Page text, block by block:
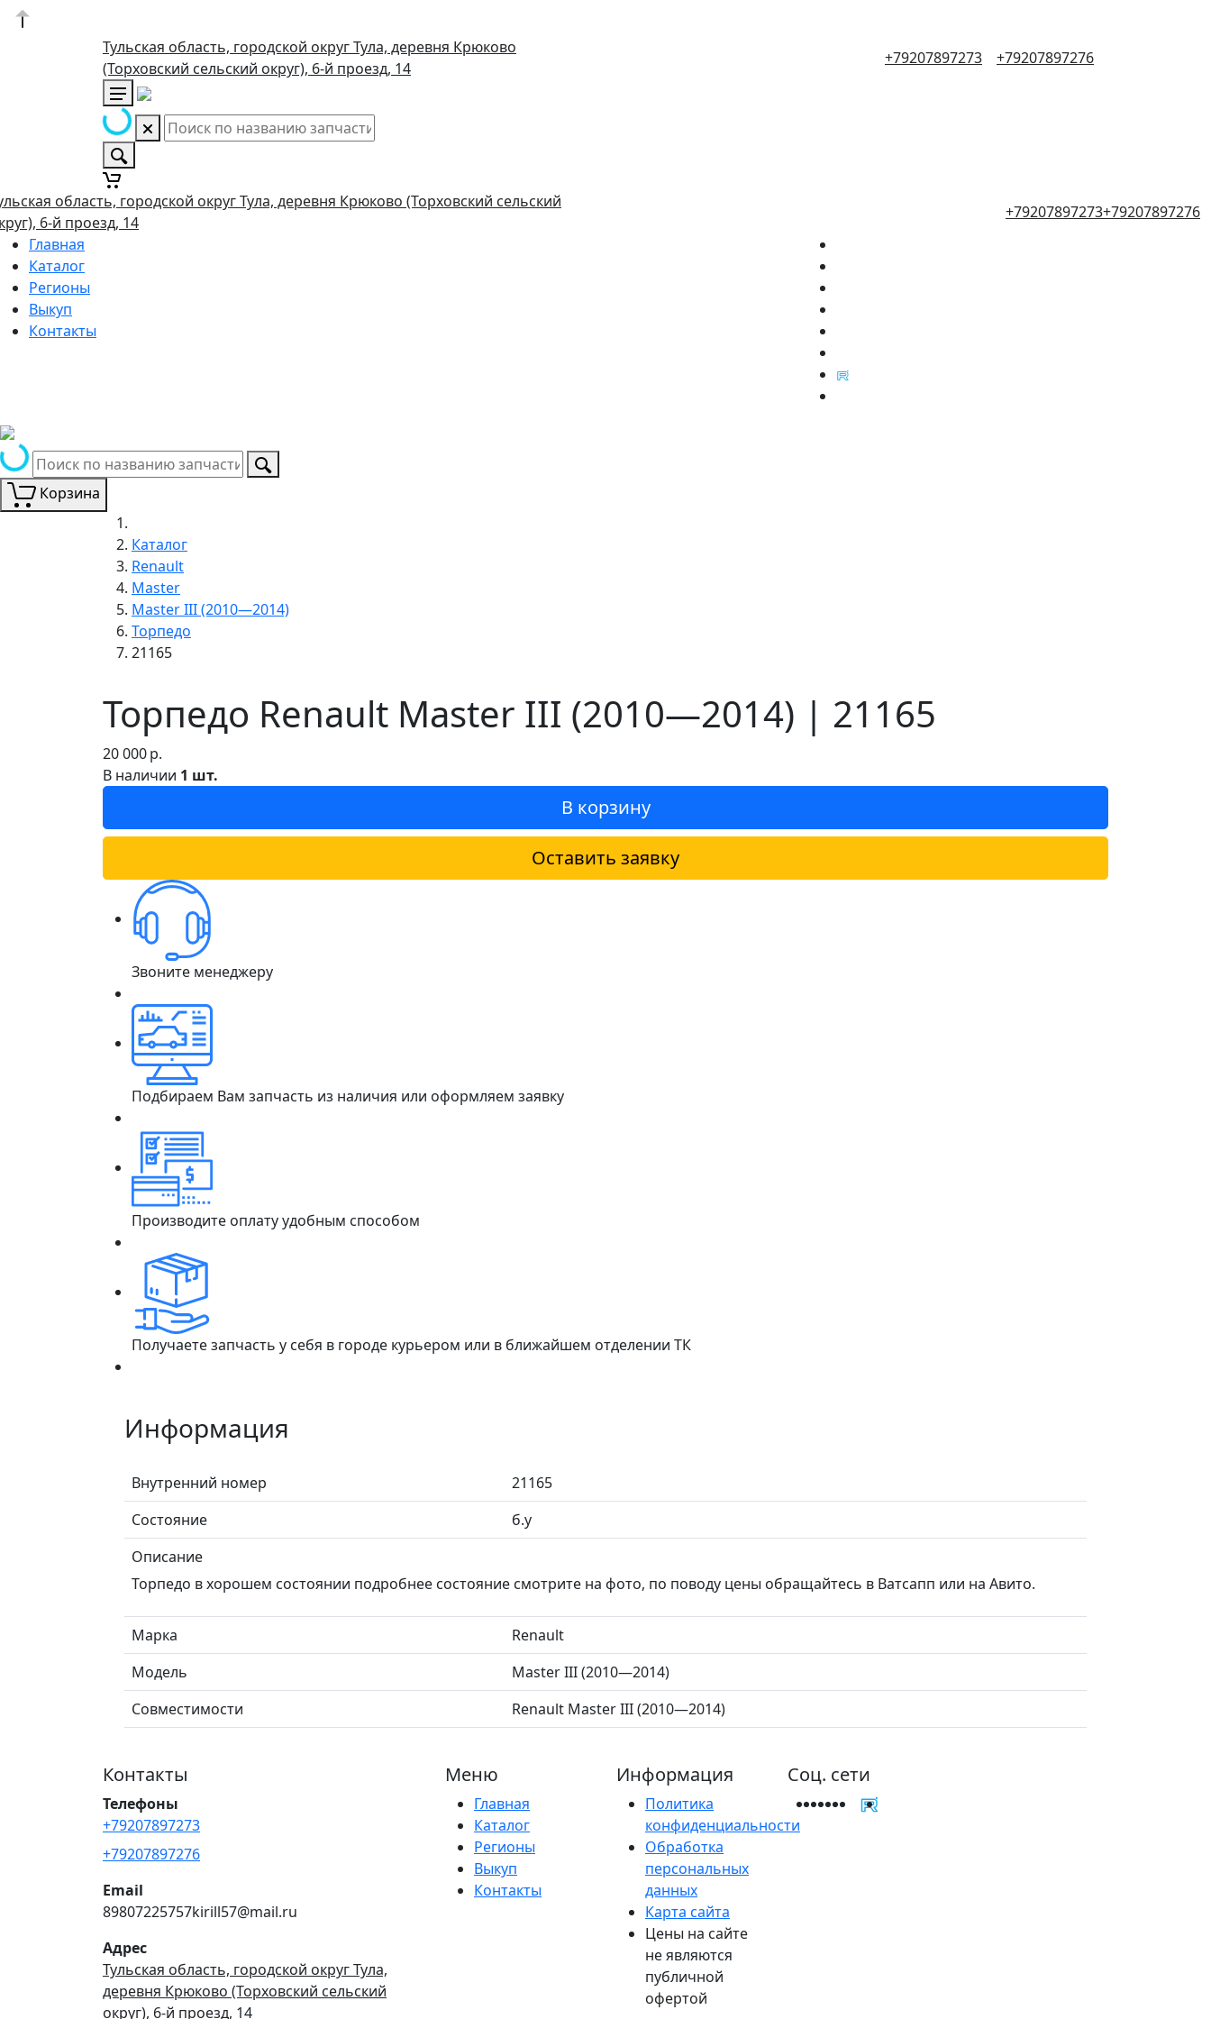
Тульская область, городской округ Тула, деревня Крюково
(Торховский сельский округ), 6-й проезд, 14
+79207897273 +79207897276
область, городской округ Тула, деревня Крюково (Торховский сельский
6-й проезд, 14
+79207897273+79207897276
Главная
Каталог
Регионы
Выкуп
Контакты
Корзина
Каталог
Renault
Master
Master III (2010—2014)
Торпедо
21165
Торпедо Renault Master III (2010—2014) | 21165
20 000р.
В наличии 1 шт.
В корзину
Оставить заявку
Звоните менеджеру
Подбираем Вам запчасть из наличия или оформляем заявку
Производите оплату удобным способом
Получаете запчасть у себя в городе курьером или в ближайшем отделении ТК
Информация
Внутренний номер
21165
Состояние
б.у
Описание
Торпедо в хорошем состоянии подробнее состояние смотрите на фото, по поводу цены обращайтесь в Ватсапп или на Авито.
Марка
Renault
Модель
Master III (2010—2014)
Совместимости
Renault Master III (2010—2014)
Контакты
Телефоны
+79207897273
+79207897276
Email
89807225757kirill57@mail.ru
Адрес
Тульская область, городской округ Тула,
деревня Крюково (Торховский сельский
округ), 6-й проезд, 14
Меню
Главная
Каталог
Регионы
Выкуп
Контакты
Информация
Политика
конфиденциальности
Обработка
персональных
данных
Карта сайта
Цены на сайте
не являются
публичной
офертой
Соц. сети